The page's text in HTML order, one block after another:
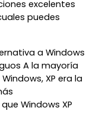
excelentes
puedes
a Windows
A la mayoría
XP era la
Windows XP